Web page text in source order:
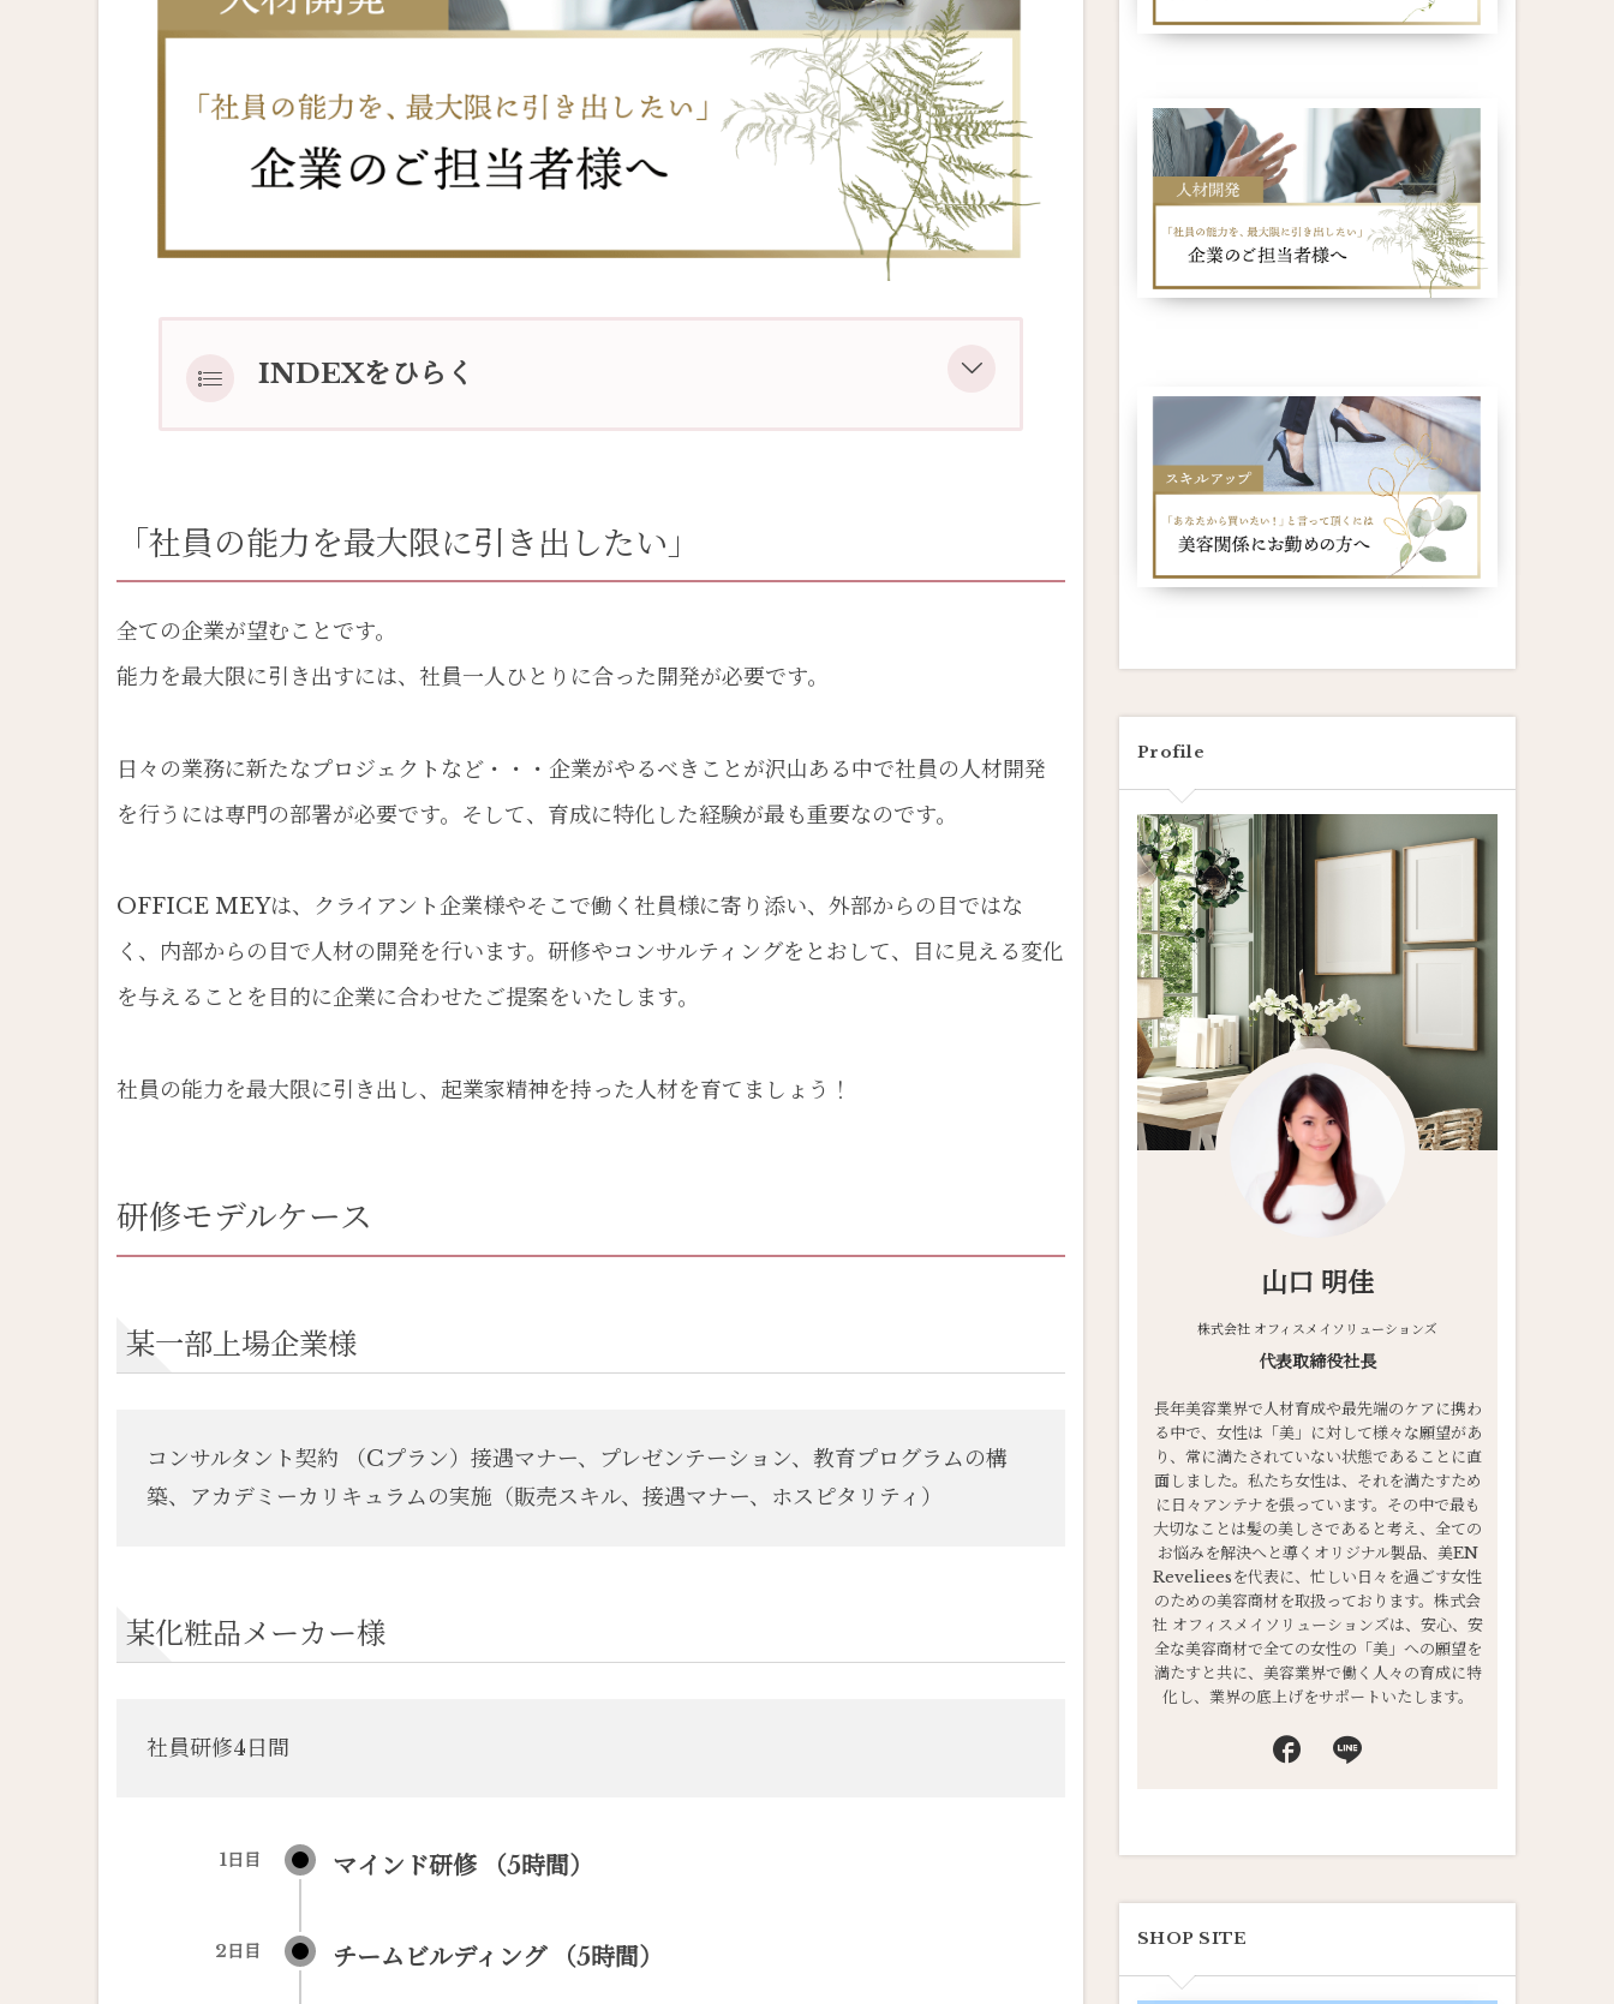
INDEXをひらく
「社員の能力を最大限に引き出したい」
某一部上場企業様
某セミナー講師 企業様
受講者の感想
企業様向け
ビジネスマナーIntermediate [インターミディエイト]
ビジネスマナーAdvance [アドバンス]
販売スキルコース
接遇マナーBasic [ベーシック]
接遇マナーAdvance [アドバンス]
「社員の能力を最大限に引き出したい」
全ての企業が望むことです。
能力を最大限に引き出すには、社員一人ひとりに合った開発が必要です。
日々の業務に新たなプロジェクトなど・・・企業がやるべきことが沢山ある中で社員の人材開発
を行うには専門の部署が必要です。そして、育成に特化した経験が最も重要なのです。
OFFICE MEYは、クライアント企業様やそこで働く社員様に寄り添い、外部からの目ではな
く、内部からの目で人材の開発を行います。研修やコンサルティングをとおして、目に見える変化
を与えることを目的に企業に合わせたご提案をいたします。
社員の能力を最大限に引き出し、起業家精神を持った人材を育てましょう！
研修モデルケース
某一部上場企業様
コンサルタント契約 （Cプラン）接遇マナー、プレゼンテーション、教育プログラムの構
築、アカデミーカリキュラムの実施（販売スキル、接遇マナー、ホスピタリティ）
某化粧品メーカー様
社員研修4日間
1日目 マインド研修 （5時間）
2日目 チームビルディング （5時間）
Profile
山口 明佳
株式会社 オフィスメイソリューションズ
代表取締役社長
長年美容業界で人材育成や最先端のケアに携わ
る中で、女性は「美」に対して様々な願望があ
り、常に満たされていない状態であることに直
面しました。私たち女性は、それを満たすため
に日々アンテナを張っています。その中で最も
大切なことは髪の美しさであると考え、全ての
お悩みを解決へと導くオリジナル製品、美EN
Revelieesを代表に、忙しい日々を過ごす女性
のための美容商材を取扱っております。株式会
社 オフィスメイソリューションズは、安心、安
全な美容商材で全ての女性の「美」への願望を
満たすと共に、美容業界で働く人々の育成に特
化し、業界の底上げをサポートいたします。
SHOP SITE